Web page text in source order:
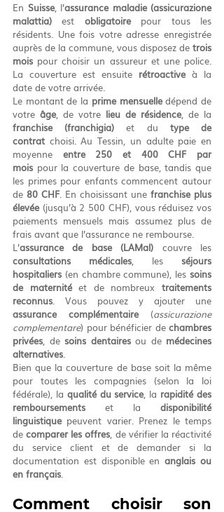
En Suisse, l’assurance maladie (assicurazione
malattia) est obligatoire pour tous les
résidents. Une fois votre adresse enregistrée
auprès de la commune, vous disposez de trois
mois pour choisir un assureur et une police.
La couverture est ensuite rétroactive à la
date de votre arrivée.
Le montant de la prime mensuelle dépend de
votre âge, de votre lieu de résidence
franchise (franchigia) et du type de
contrat choisi. Au Tessin, un adulte paie en
moyenne entre 250 et 400 CHF par
mois pour la couverture de base, tandis que
les primes pour enfants commencent autour
de 80 CHF. En choisissant une franchise plus
élevée (jusqu’à 2 500 CHF), vous réduisez vos
paiements mensuels mais assumez plus de
frais avant que l’assurance ne rembourse.
L’assurance de base (LAMal)
consultations médicales, les séjours
hospitaliers (en chambre commune), les soins
de maternité et de nombreux traitements
reconnus
assurance complémentaire (assicurazione
complementare) pour bénéficier de chambres
privées, de soins dentaires ou de médecines
alternatives.
Bien que la couverture de base soit la même
pour toutes les compagnies (selon la loi
fédérale), la qualité du service, la rapidité des
remboursements et la disponibilité
linguistique peuvent varier. Prenez le temps
de comparer les offres, de vérifier la réactivité
du service client et de demander si la
documentation est disponible en anglais ou
en français.
Comment choisir son